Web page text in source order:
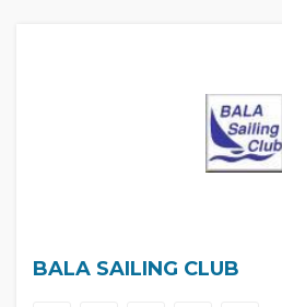
BALA SAILING CLUB